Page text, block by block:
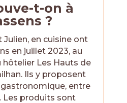
t-on à
?
Julien, en cuisine ont
en juillet 2023, au
hôtelier Les Hauts de
Ils y proposent
entre
Les produits sont